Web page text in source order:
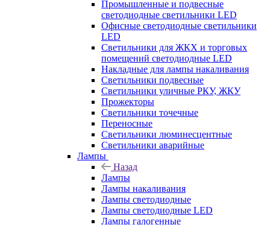
Промышленные и подвесные
светодиодные светильники LED
Офисные светодиодные светильники
LED
Светильники для ЖКХ и торговых
помещений светодиодные LED
Накладные для лампы накаливания
Светильники подвесные
Светильники уличные РКУ, ЖКУ
Прожекторы
Cветильники точечные
Переносные
Светильники люминесцентные
Светильники аварийные
Лампы
Назад
Лампы
Лампы накаливания
Лампы светодиодные
Лампы светодиодные LED
Лампы галогенные